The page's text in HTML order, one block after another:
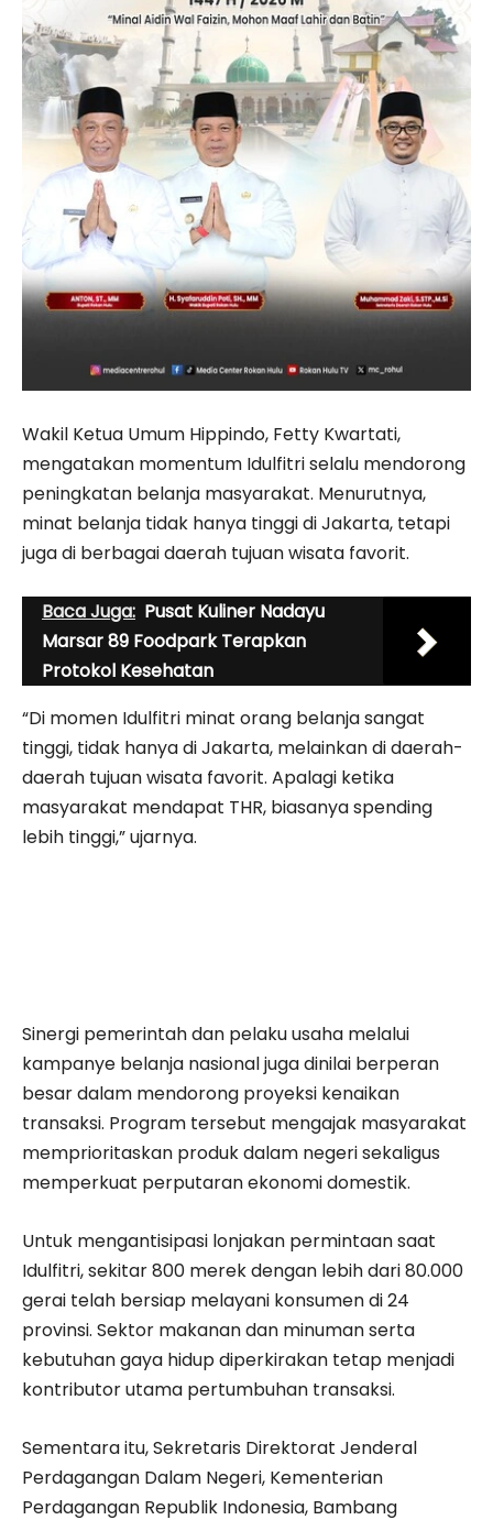
Wakil Ketua Umum Hippindo, Fetty Kwartati,
mengatakan momentum Idulfitri selalu mendorong
peningkatan belanja masyarakat. Menurutnya,
minat belanja tidak hanya tinggi di Jakarta, tetapi
juga di berbagai daerah tujuan wisata favorit.
Baca Juga: Pusat Kuliner Nadayu
Marsar 89 Foodpark Terapkan
Protokol Kesehatan
“Di momen Idulfitri minat orang belanja sangat
tinggi, tidak hanya di Jakarta, melainkan di daerah-
daerah tujuan wisata favorit. Apalagi ketika
masyarakat mendapat THR, biasanya spending
lebih tinggi,” ujarnya.
Sinergi pemerintah dan pelaku usaha melalui
kampanye belanja nasional juga dinilai berperan
besar dalam mendorong proyeksi kenaikan
transaksi. Program tersebut mengajak masyarakat
memprioritaskan produk dalam negeri sekaligus
memperkuat perputaran ekonomi domestik.
Untuk mengantisipasi lonjakan permintaan saat
Idulfitri, sekitar 800 merek dengan lebih dari 80.000
gerai telah bersiap melayani konsumen di 24
provinsi. Sektor makanan dan minuman serta
kebutuhan gaya hidup diperkirakan tetap menjadi
kontributor utama pertumbuhan transaksi.
Sementara itu, Sekretaris Direktorat Jenderal
Perdagangan Dalam Negeri, Kementerian
Perdagangan Republik Indonesia, Bambang